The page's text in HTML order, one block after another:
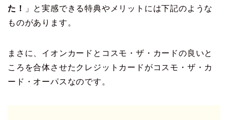
た！
」と実感できる特典やメリットには下記のような
ものがあります。
まさに、イオンカードとコスモ・ザ・カードの良いと
ころを合体させたクレジットカードがコスモ・ザ・カ
ード・オーパスなのです。